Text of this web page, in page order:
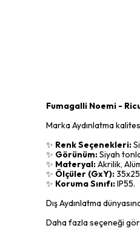
Fumagalli Noemi -
Marka Aydınlatma
✨ Renk Seçenekleri:
✨ Görünüm:Siyah
✨ Materyal:Akrilik,
✨ Ölçüler (GxY):
✨ Koruma Sınıfı:IP55.
Dış Aydınlatma
Daha fazla seçeneği